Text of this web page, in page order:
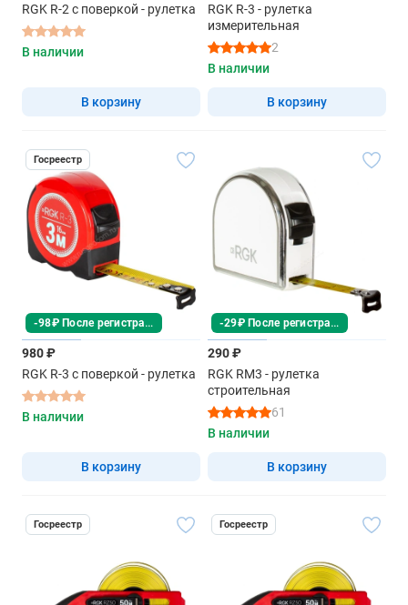
RGK R-2 с поверкой - рулетка
В наличии
В корзину
RGK R-3 - рулетка
измерительная
2
В наличии
В корзину
Госреестр
-98₽ После регистрации
980 ₽
RGK R-3 с поверкой - рулетка
В наличии
В корзину
-29₽ После регистрации
290 ₽
RGK RM3 - рулетка
строительная
61
В наличии
В корзину
Госреестр Госреестр